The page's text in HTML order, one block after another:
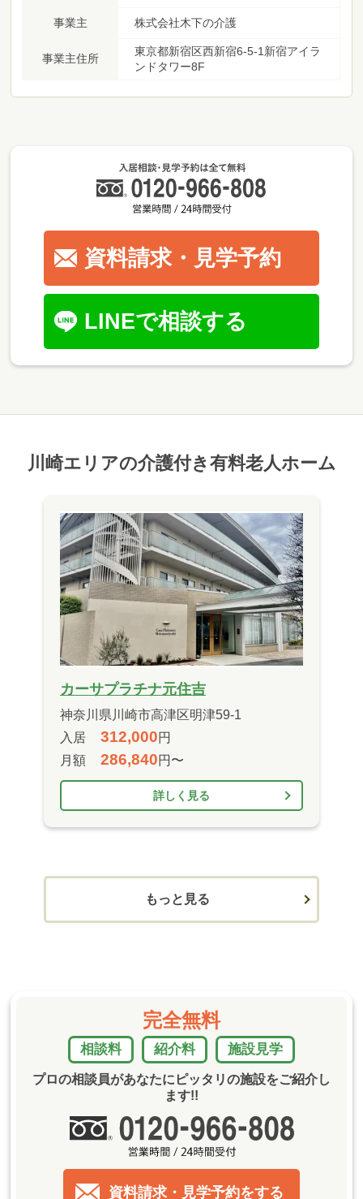
事業主 株式会社木下の介護
事業主住所
東京都新宿区西新宿6-5-1新宿アイラ
ンドタワー8F
資料請求・見学予約
LINEで相談する
川崎エリアの介護付き有料老人ホーム
カーサプラチナ元住吉
神奈川県川崎市高津区明津59-1
入居
312,000 円
月額
286,840 円〜
詳しく見る
もっと見る
完全無料
相談料 紹介料 施設見学
プロの相談員があなたにピッタリの施設をご紹介し
ます!!
資料請求・見学予約をする